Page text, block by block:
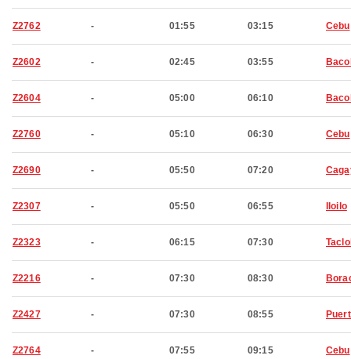
Z2762 - 01:55 03:15 Cebu
Z2602 - 02:45 03:55
Z2604 - 05:00 06:10
Z2760 - 05:10 06:30 Cebu
Z2690 - 05:50 07:20
Z2307 - 05:50 06:55 Iloilo
Z2323 - 06:15 07:30
Z2216 - 07:30 08:30
Z2427 - 07:30 08:55
Z2764 - 07:55 09:15 Cebu